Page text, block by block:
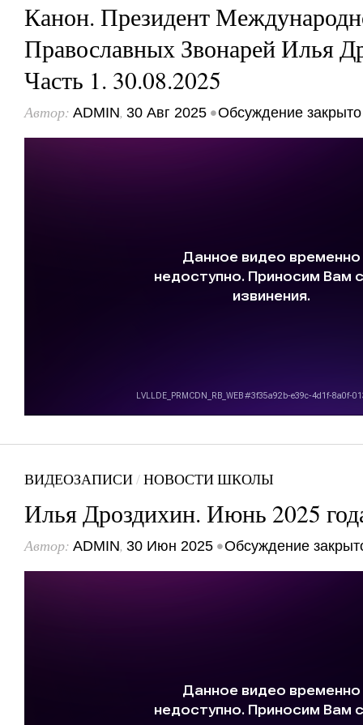
Канон. Президент
Православных Звонарей Илья
Часть 1. 30.08.2025
Автор: ADMIN, 30 Авг 2025 •Обсуждение закрыто
ВИДЕОЗАПИСИ/НОВОСТИ ШКОЛЫ
Илья Дроздихин. Июнь 2025
Автор: ADMIN, 30 Июн 2025 •Обсуждение